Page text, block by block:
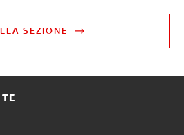
SEZIONE